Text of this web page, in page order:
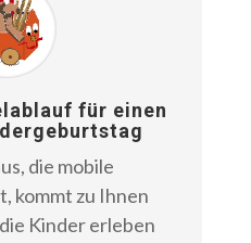
für einen
die mobile
kommt zu Ihnen
Kinder erleben